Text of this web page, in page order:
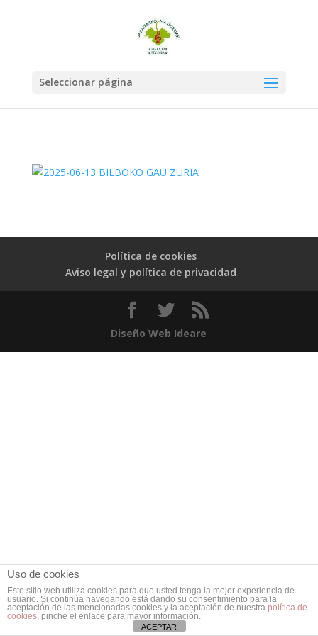
Seleccionar página
Política de cookies
Aviso legal y política de privacidad
Diseño Web Ideare
Uso de cookies
Este sitio web utiliza cookies para que usted tenga la mejor experiencia de
usuario. Si continúa navegando está dando su consentimiento para la
aceptación de las mencionadas cookies y la aceptación de nuestra política de
cookies, pinche el enlace para mayor información.
ACEPTAR